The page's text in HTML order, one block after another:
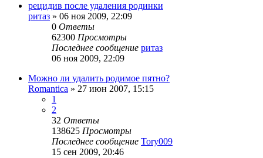
рецидив после удаления родинки
ритаз » 06 ноя 2009, 22:09
0 Ответы
62300 Просмотры
Последнее сообщение ритаз
06 ноя 2009, 22:09
Можно ли удалить родимое пятно?
Romantica » 27 июн 2007, 15:15
1
2
32 Ответы
138625 Просмотры
Последнее сообщение Tory009
15 сен 2009, 20:46